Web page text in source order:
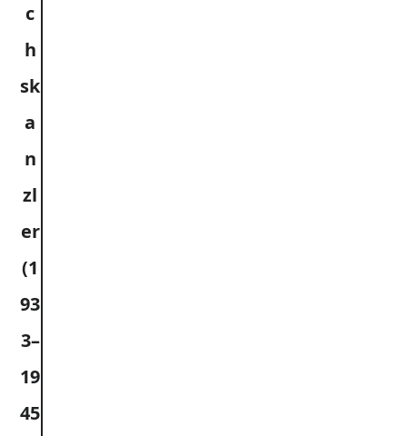
c
h
sk
a
n
zl
er
(1
93
3–
19
45